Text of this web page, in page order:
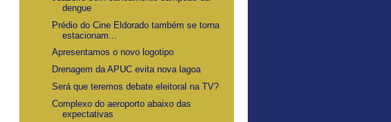
dengue
Prédio do Cine Eldorado também se torna
estacionam...
Apresentamos o novo logotipo
Drenagem da APUC evita nova lagoa
Será que teremos debate eleitoral na TV?
Complexo do aeroporto abaixo das
expectativas